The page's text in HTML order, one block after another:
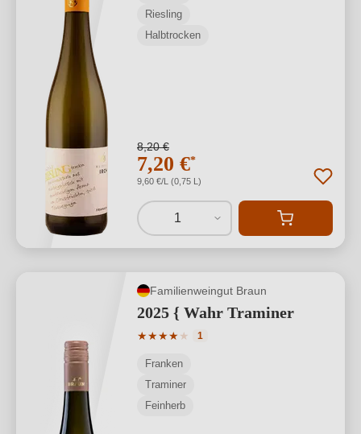
Riesling
Halbtrocken
8,20 €
7,20 €*
9,60 €/L (0,75 L)
1
Familienweingut Braun
2025 { Wahr Traminer
★★★★★
Durchschnittliche Bewertung von 4
1
Franken
Traminer
Feinherb